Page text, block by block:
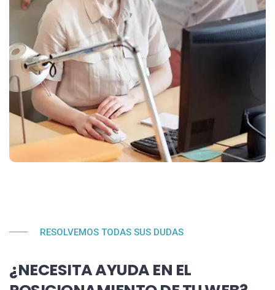
RESOLVEMOS TODAS SUS DUDAS
¿NECESITA AYUDA EN EL